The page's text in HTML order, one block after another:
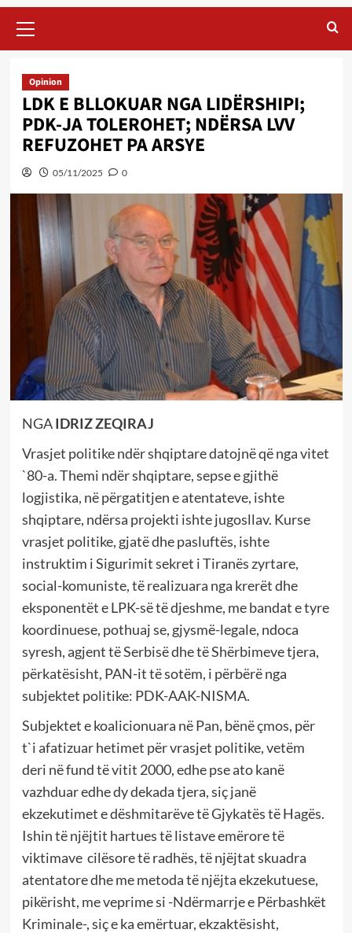
Menu
Opinion
LDK E BLLOKUAR NGA LIDËRSHIPI;
PDK-JA TOLEROHET; NDËRSA LVV
REFUZOHET PA ARSYE
05/11/2025 0
NGAIDRIZ ZEQIRAJ
Vrasjet politike ndër shqiptare datojnë që nga vitet
`80-a. Themi ndër shqiptare, sepse e gjithë
logjistika, në përgatitjen e atentateve, ishte
shqiptare, ndërsa projekti ishte jugosllav. Kurse
vrasjet politike, gjatë dhe pasluftës, ishte
instruktim i Sigurimit sekret i Tiranës zyrtare,
social-komuniste, të realizuara nga krerët dhe
eksponentët e LPK-së të djeshme, me bandat e tyre
koordinuese, pothuaj se, gjysmë-legale, ndoca
syresh, agjent të Serbisë dhe të Shërbimeve tjera,
përkatësisht, PAN-it të sotëm, i përbërë nga
subjektet politike: PDK-AAK-NISMA.
Subjektet e koalicionuara në Pan, bënë çmos, për
t`i afatizuar hetimet për vrasjet politike, vetëm
deri në fund të vitit 2000, edhe pse ato kanë
vazhduar edhe dy dekada tjera, siç janë
ekzekutimet e dëshmitarëve të Gjykatës të Hagës.
Ishin të njëjtit hartues të listave emërore të
viktimave cilësore të radhës, të njëjtat skuadra
atentatore dhe me metoda të njëjta ekzekutuese,
pikërisht, me veprime si -Ndërmarrje e Përbashkët
Kriminale-, siç e ka emërtuar, ekzaktësisht,